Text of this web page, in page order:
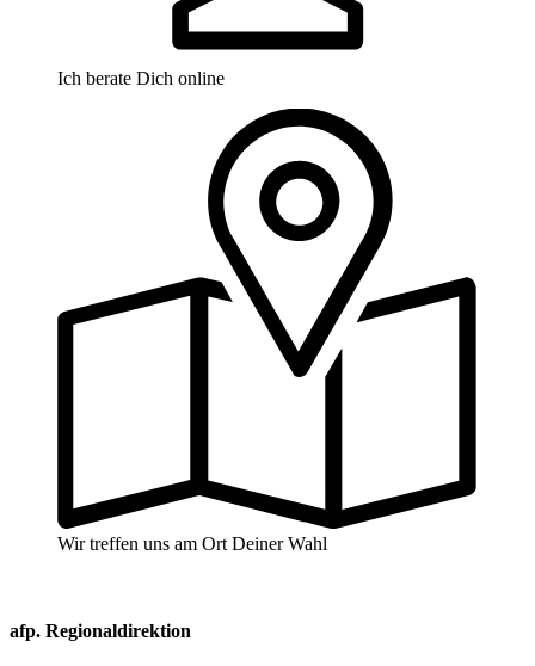
Ich berate Dich online
Wir treffen uns am Ort Deiner Wahl
afp. Regionaldirektion